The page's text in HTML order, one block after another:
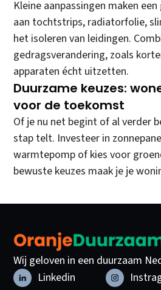
Kleine aanpassingen maken
aan tochtstrips, radiatorfolie,
het isoleren van leidingen.
gedragsverandering, zoals
apparaten écht uitzetten.
Duurzame keuzes:
voor de toekomst
Of je nu net begint of al verder
stap telt. Investeer in
warmtepomp of kies voor
bewuste keuzes maak je je
Wij geloven in een duurzaam
Linkedin